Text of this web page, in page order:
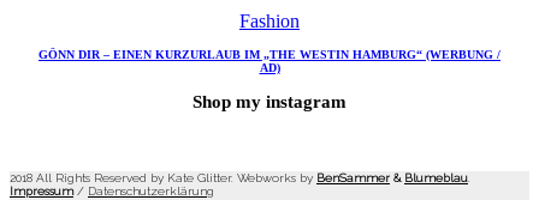
Fashion
GÖNN DIR – EINEN KURZURLAUB IM „THE WESTIN HAMBURG“ (WERBUNG /
AD)
Shop my instagram
2018 All Rights Reserved by Kate Glitter. Webworks by BenSammer & Blumeblau.
Impressum/ Datenschutzerklärung